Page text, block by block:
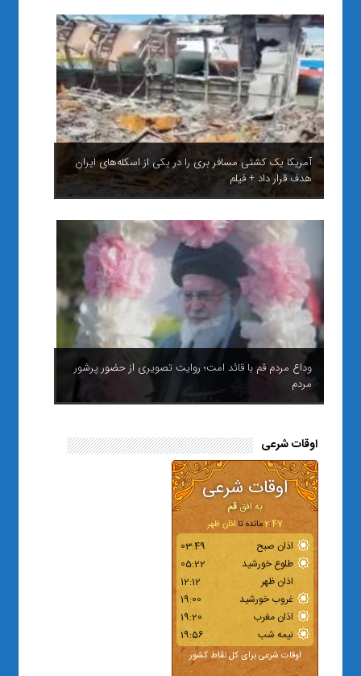
آمریکا یک کشتی مسافر بری را در یکی از اسکله‌های ایران
هدف قرار داد + فیلم
وداع مردم قم با قائد امت؛ روایت تصویری از حضور پرشور
مردم
اوقات شرعی